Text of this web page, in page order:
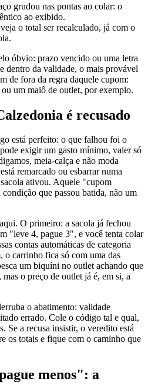
grudou nas pontas ao colar: o
ao exibido.
o total ser recalculado, já com o
óbvio: prazo vencido ou uma letra
dentro da validade, o mais provável
de fora da regra daquele cupom:
um maiô de outlet, por exemplo.
é recusado
está perfeito: o que falhou foi o
exigir um gasto mínimo, valer só
meia-calça e não moda
remarcado ou esbarrar numa
ativou. Aquele "cupom
que passou batida, não um
O primeiro: a sacola já fechou
"leve 4, pague 3", e você tenta colar
contas automáticas de categoria
o carrinho fica só com uma das
um biquíni no outlet achando que
o preço de outlet já é, em si, a
o abatimento: validade
errado. Cole o código tal e qual,
Se a recusa insistir, o veredito está
os totais e fique com o caminho que
menos": a